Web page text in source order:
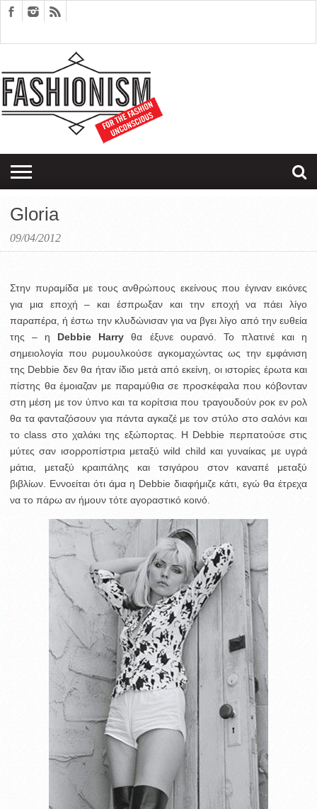
EDITORIALS
COUPLES
THERAPY
SARTORIAGRAM
Gloria
09/04/2012
Στην πυραμίδα με τους ανθρώπους εκείνους που έγιναν εικόνες
για μια εποχή – και έσπρωξαν και την εποχή να πάει λίγο
παραπέρα, ή έστω την κλυδώνισαν για να βγει λίγο από την ευθεία
της – η Debbie Harry θα έξυνε ουρανό. Το πλατινέ και η
σημειολογία που ρυμουλκούσε αγκομαχώντας ως την εμφάνιση
της Debbie δεν θα ήταν ίδιο μετά από εκείνη, οι ιστορίες έρωτα και
πίστης θα έμοιαζαν με παραμύθια σε προσκέφαλα που κόβονταν
στη μέση με τον ύπνο και τα κορίτσια που τραγουδούν ροκ εν ρολ
θα τα φανταζόσουν για πάντα αγκαζέ με τον στύλο στο σαλόνι και
το class στο χαλάκι της εξώπορτας. Η Debbie περπατούσε στις
μύτες σαν ισορροπίστρια μεταξύ wild child και γυναίκας με υγρά
μάτια, μεταξύ κραιπάλης και τσιγάρου στον καναπέ μεταξύ
βιβλίων. Εννοείται ότι άμα η Debbie διαφήμιζε κάτι, εγώ θα έτρεχα
να το πάρω αν ήμουν τότε αγοραστικό κοινό.